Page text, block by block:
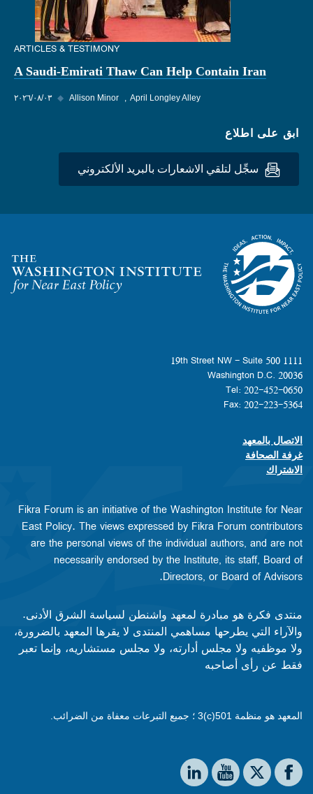
ARTICLES & TESTIMONY
A Saudi-Emirati Thaw Can Help Contain Iran
٠٣‏/٠٨‏/٢٠٢٦ ◆ Allison Minor April Longley Alley
ابق على اطلاع
سجِّل لتلقي الاشعارات بالبريد الألكتروني
Homepage
1111 19th Street NW - Suite 500
Washington D.C. 20036
Tel: 202-452-0650
Fax: 202-223-5364
Footer contact links
الاتصال بالمعهد
غرفة الصحافة
الاشتراك
Fikra Forum is an initiative of the Washington Institute for Near
East Policy. The views expressed by Fikra Forum contributors
are the personal views of the individual authors, and are not
necessarily endorsed by the Institute, its staff, Board of
Directors, or Board of Advisors.​​
منتدى فكرة هو مبادرة لمعهد واشنطن لسياسة الشرق الأدنى.
والآراء التي يطرحها مساهمي المنتدى لا يقرها المعهد بالضرورة،
ولا موظفيه ولا مجلس أدارته، ولا مجلس مستشاريه، وإنما تعبر
فقط عن رأى أصاحبه
المعهد هو منظمة 501(c)3 ؛ جميع التبرعات معفاة من الضرائب.
Social media
The Washington Institute on Facebook
The Washington Institute on X
The Washington Institute on YouTube
The Washington Institute on LinkedIn